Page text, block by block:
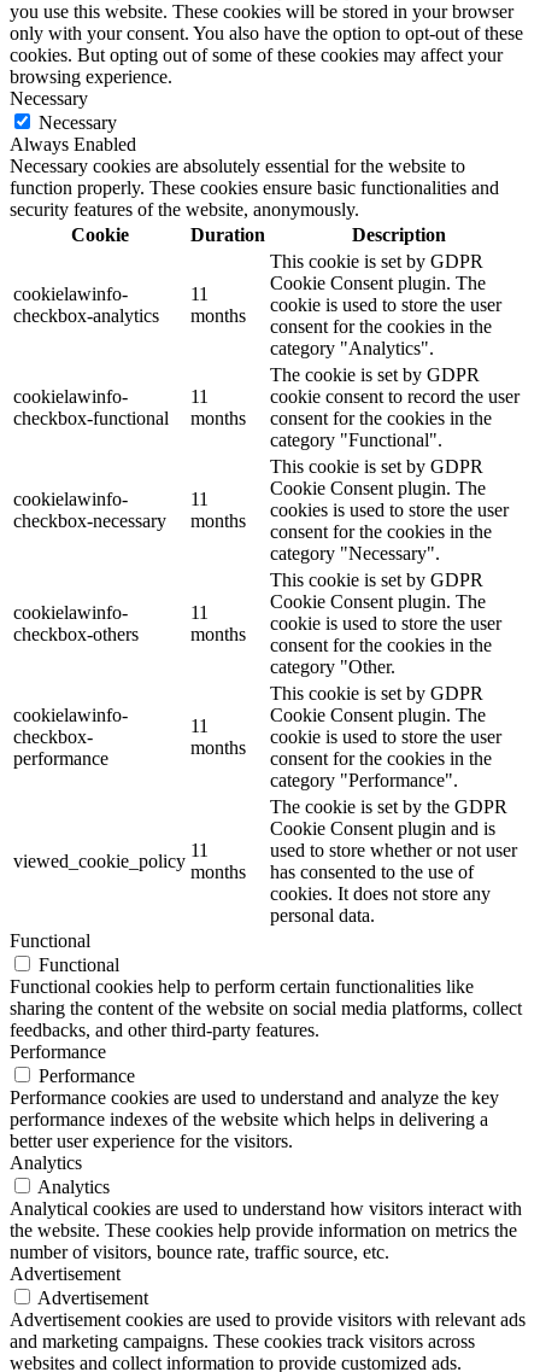
you use this website. These cookies will be stored in your browser
only with your consent. You also have the option to opt-out of these
cookies. But opting out of some of these cookies may affect your
browsing experience.
Necessary
Necessary
Always Enabled
Necessary cookies are absolutely essential for the website to
function properly. These cookies ensure basic functionalities and
security features of the website, anonymously.
Cookie
Duration Description
cookielawinfo-
checkbox-analytics
11
months
This cookie is set by GDPR
Cookie Consent plugin. The
cookie is used to store the user
consent for the cookies in the
category "Analytics".
cookielawinfo-
checkbox-functional
11
months
The cookie is set by GDPR
cookie consent to record the user
consent for the cookies in the
category "Functional".
cookielawinfo-
checkbox-necessary
11
months
This cookie is set by GDPR
Cookie Consent plugin. The
cookies is used to store the user
consent for the cookies in the
category "Necessary".
cookielawinfo-
checkbox-others
11
months
This cookie is set by GDPR
Cookie Consent plugin. The
cookie is used to store the user
consent for the cookies in the
category "Other.
cookielawinfo-
checkbox-
performance
11
months
This cookie is set by GDPR
Cookie Consent plugin. The
cookie is used to store the user
consent for the cookies in the
category "Performance".
viewed_cookie_policy
11
months
The cookie is set by the GDPR
Cookie Consent plugin and is
used to store whether or not user
has consented to the use of
cookies. It does not store any
personal data.
Functional
Functional
Functional cookies help to perform certain functionalities like
sharing the content of the website on social media platforms, collect
feedbacks, and other third-party features.
Performance
Performance
Performance cookies are used to understand and analyze the key
performance indexes of the website which helps in delivering a
better user experience for the visitors.
Analytics
Analytics
Analytical cookies are used to understand how visitors interact with
the website. These cookies help provide information on metrics the
number of visitors, bounce rate, traffic source, etc.
Advertisement
Advertisement
Advertisement cookies are used to provide visitors with relevant ads
and marketing campaigns. These cookies track visitors across
websites and collect information to provide customized ads.